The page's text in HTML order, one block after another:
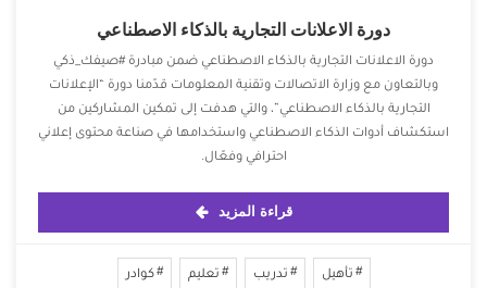
دورة الاعلانات التجارية بالذكاء الاصطناعي
دورة الاعلانات التجارية بالذكاء الاصطناعي ضمن مبادرة ⁧‫#صيفك_ذكي‬⁩
‏وبالتعاون مع وزارة الاتصالات وتقنية المعلومات ‏قدّمنا دورة “الإعلانات
التجارية بالذكاء الاصطناعي”، والتي هدفت إلى تمكين المشاركين من
استكشاف أدوات الذكاء الاصطناعي واستخدامها في صناعة محتوى إعلاني
احترافي وفعّال.
قراءة المزيد
تأهيل تدريب تعليم كوادر